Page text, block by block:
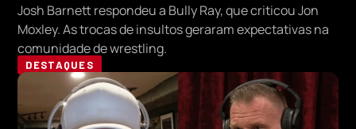
Josh Barnett respondeu a Bully Ray, que criticou Jon
Moxley. As trocas de insultos geraram expectativas na
comunidade de wrestling.
DESTAQUES